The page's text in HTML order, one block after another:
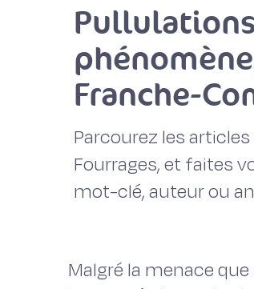
Franche-
Parcourez les articles
Fourrages, et faites
mot-clé, auteur ou
Malgré la menace